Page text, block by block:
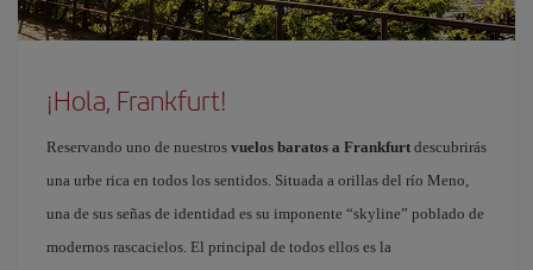
¡Hola, Frankfurt!
Reservando uno de nuestros vuelos baratos a Frankfurt descubrirás
una urbe rica en todos los sentidos. Situada a orillas del río Meno,
una de sus señas de identidad es su imponente “skyline” poblado de
modernos rascacielos. El principal de todos ellos es la